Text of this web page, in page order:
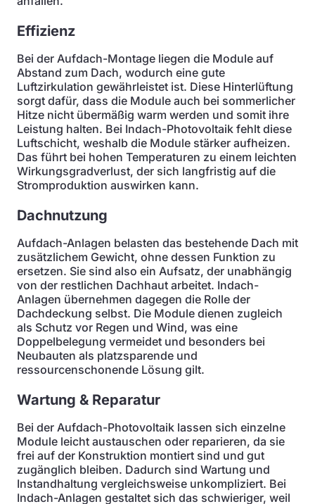
Effizienz
Bei der Aufdach-Montage liegen die Module auf
Abstand zum Dach, wodurch eine gute
Luftzirkulation gewährleistet ist. Diese Hinterlüftung
sorgt dafür, dass die Module auch bei sommerlicher
Hitze nicht übermäßig warm werden und somit ihre
Leistung halten. Bei Indach-Photovoltaik fehlt diese
Luftschicht, weshalb die Module stärker aufheizen.
Das führt bei hohen Temperaturen zu einem leichten
Wirkungsgradverlust, der sich langfristig auf die
Stromproduktion auswirken kann.
Dachnutzung
Aufdach-Anlagen belasten das bestehende Dach mit
zusätzlichem Gewicht, ohne dessen Funktion zu
ersetzen. Sie sind also ein Aufsatz, der unabhängig
von der restlichen Dachhaut arbeitet. Indach-
Anlagen übernehmen dagegen die Rolle der
Dachdeckung selbst. Die Module dienen zugleich
als Schutz vor Regen und Wind, was eine
Doppelbelegung vermeidet und besonders bei
Neubauten als platzsparende und
ressourcenschonende Lösung gilt.
Wartung & Reparatur
Bei der Aufdach-Photovoltaik lassen sich einzelne
Module leicht austauschen oder reparieren, da sie
frei auf der Konstruktion montiert sind und gut
zugänglich bleiben. Dadurch sind Wartung und
Instandhaltung vergleichsweise unkompliziert. Bei
Indach-Anlagen gestaltet sich das schwieriger, weil